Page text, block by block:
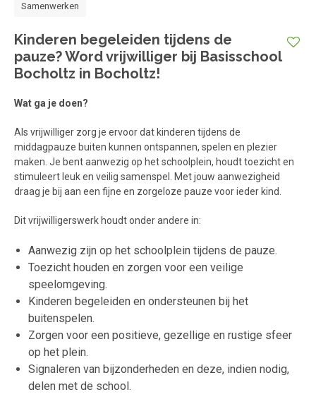
Samenwerken
Kinderen begeleiden tijdens de
pauze? Word vrijwilliger bij Basisschool
Bocholtz in Bocholtz!
Wat ga je doen?
Als vrijwilliger zorg je ervoor dat kinderen tijdens de
middagpauze buiten kunnen ontspannen, spelen en plezier
maken. Je bent aanwezig op het schoolplein, houdt toezicht en
stimuleert leuk en veilig samenspel. Met jouw aanwezigheid
draag je bij aan een fijne en zorgeloze pauze voor ieder kind.
Dit vrijwilligerswerk houdt onder andere in:
Aanwezig zijn op het schoolplein tijdens de pauze.
Toezicht houden en zorgen voor een veilige
speelomgeving.
Kinderen begeleiden en ondersteunen bij het
buitenspelen.
Zorgen voor een positieve, gezellige en rustige sfeer
op het plein.
Signaleren van bijzonderheden en deze, indien nodig,
delen met de school.